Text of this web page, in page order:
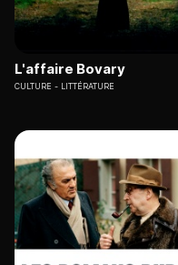
L'affaire Bovary
CULTURE LITTÉRATURE